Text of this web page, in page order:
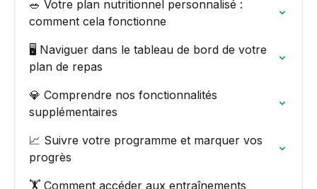
🥗 Votre plan nutritionnel personnalisé :
comment cela fonctionne
🖥️ Naviguer dans le tableau de bord de votre
plan de repas
💎 Comprendre nos fonctionnalités
supplémentaires
📈 Suivre votre programme et marquer vos
progrès
🏋️ Comment accéder aux entraînements